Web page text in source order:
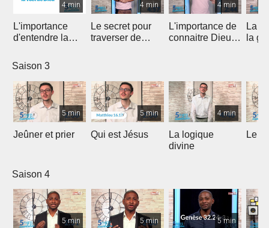
4 min
L'importance
d'entendre la
4 min
Le secret pour
traverser de
4 min
L'importance de
connaitre Dieu
La
la
Saison 3
5 min
Jeûner et prier
5 min
Qui est Jésus
4 min
La logique
divine
Le
Saison 4
5 min 5 min 5 min